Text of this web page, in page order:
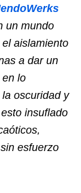
un mundo
aislamiento
a dar un
en lo
oscuridad y
insuflado
esfuerzo